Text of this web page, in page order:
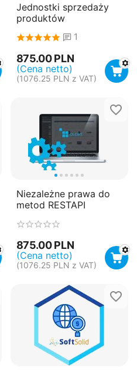
Jednostki sprzedaży
produktów
1
875.00 PLN
(Cena netto)
(1076.25 PLN z VAT)
Niezależne prawa do
metod RESTAPI
875.00 PLN
(Cena netto)
(1076.25 PLN z VAT)